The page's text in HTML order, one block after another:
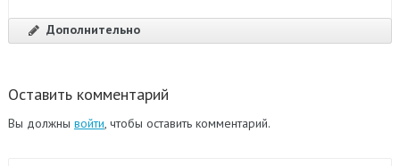
Дополнительно
Оставить комментарий
Вы должны войти , чтобы оставить комментарий.